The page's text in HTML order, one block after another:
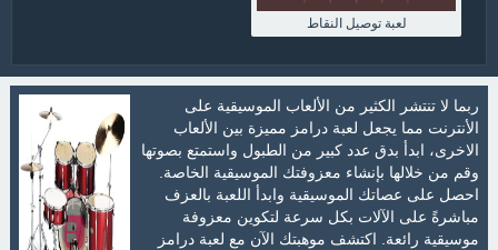
لعبة توصيل النقاط
ربما لا تنتشر الكثير من الألعاب الموسيقية على
الأنترنت مما يجعل لعبة درامز مميزة بين الألعاب
الاخرى، ابدأ بدق عدد كبير من الطبول واستمتع بصوتها
وقم من خلالها بإنشاء معزوفتك الموسيقية الخاصة.
احصل على عصاتك الموسيقية وابدأ اللعبة بالعزف
مباشرةً على الآلات بكل سرعة لتكوين معزوفة
موسيقية رائعة. اكتشف موهبتك الآن مع لعبة درامز